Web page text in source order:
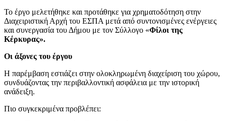
Το έργο μελετήθηκε και προτάθηκε για χρηματοδότηση στην
Διαχειριστική Αρχή του ΕΣΠΑ μετά από συντονισμένες ενέργειες
και συνεργασία του Δήμου με τον Σύλλογο «Φίλοι της
Κέρκυρας».
Οι άξονες του έργου
Η παρέμβαση εστιάζει στην ολοκληρωμένη διαχείριση του χώρου,
συνδυάζοντας την περιβαλλοντική ασφάλεια με την ιστορική
ανάδειξη.
Πιο συγκεκριμένα προβλέπει: